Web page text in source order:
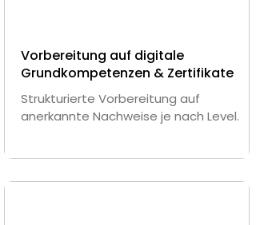
Vorbereitung auf digitale
Grundkompetenzen & Zertifikate
Strukturierte Vorbereitung auf
anerkannte Nachweise je nach Level.